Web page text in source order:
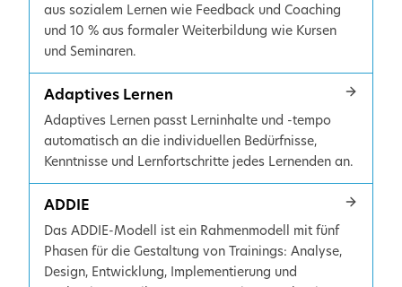
aus sozialem Lernen wie Feedback und Coaching
und 10 % aus formaler Weiterbildung wie Kursen
und Seminaren.
Adaptives Lernen
Adaptives Lernen passt Lerninhalte und -tempo
automatisch an die individuellen Bedürfnisse,
Kenntnisse und Lernfortschritte jedes Lernenden an.
ADDIE
Das ADDIE-Modell ist ein Rahmenmodell mit fünf
Phasen für die Gestaltung von Trainings: Analyse,
Design, Entwicklung, Implementierung und